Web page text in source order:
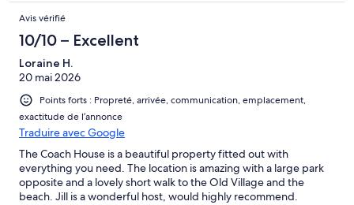
Avis vérifié
10/10 – Excellent
Loraine H.
20 mai 2026
Points forts : Propreté, arrivée, communication, emplacement,
exactitude de l’annonce
Traduire avec Google
The Coach House is a beautiful property fitted out with
everything you need. The location is amazing with a large park
opposite and a lovely short walk to the Old Village and the
beach. Jill is a wonderful host, would highly recommend.